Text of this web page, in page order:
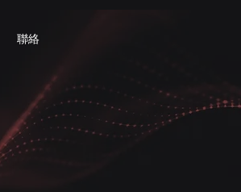
聯絡